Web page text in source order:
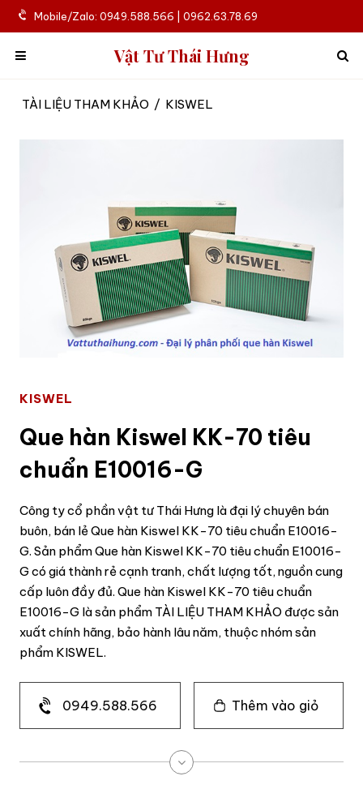
Mobile/Zalo: 0949.588.566 | 0962.63.78.69
Vật Tư Thái Hưng
TÀI LIỆU THAM KHẢO / KISWEL
KISWEL
Que hàn Kiswel KK-70 tiêu
chuẩn E10016-G
Công ty cổ phần vật tư Thái Hưng là đại lý chuyên bán
buôn, bán lẻ Que hàn Kiswel KK-70 tiêu chuẩn E10016-
G. Sản phẩm Que hàn Kiswel KK-70 tiêu chuẩn E10016-
G có giá thành rẻ cạnh tranh, chất lượng tốt, nguồn cung
cấp luôn đầy đủ. Que hàn Kiswel KK-70 tiêu chuẩn
E10016-G là sản phẩm TÀI LIỆU THAM KHẢO được sản
xuất chính hãng, bảo hành lâu năm, thuộc nhóm sản
phẩm KISWEL.
0949.588.566 Thêm vào giỏ